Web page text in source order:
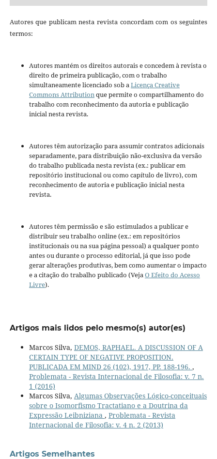
Autores que publicam nesta revista concordam com os seguintes
termos:
Autores mantém os direitos autorais e concedem à revista o
direito de primeira publicação, com o trabalho
simultaneamente licenciado sob a Licença Creative
Commons Attribution que permite o compartilhamento do
trabalho com reconhecimento da autoria e publicação
inicial nesta revista.
Autores têm autorização para assumir contratos adicionais
separadamente, para distribuição não-exclusiva da versão
do trabalho publicada nesta revista (ex.: publicar em
repositório institucional ou como capítulo de livro), com
reconhecimento de autoria e publicação inicial nesta
revista.
Autores têm permissão e são estimulados a publicar e
distribuir seu trabalho online (ex.: em repositórios
institucionais ou na sua página pessoal) a qualquer ponto
antes ou durante o processo editorial, já que isso pode
gerar alterações produtivas, bem como aumentar o impacto
e a citação do trabalho publicado (Veja O Efeito do Acesso
Livre).
Artigos mais lidos pelo mesmo(s) autor(es)
Marcos Silva, DEMOS, RAPHAEL. A DISCUSSION OF A
CERTAIN TYPE OF NEGATIVE PROPOSITION.
PUBLICADA EM MIND 26 (102), 1917, PP. 188-196. ,
Problemata - Revista Internacional de Filosofia: v. 7 n.
1 (2016)
Marcos Silva, Algumas Observações Lógico-conceituais
sobre o Isomorfismo Tractatiano e a Doutrina da
Expressão Leibniziana , Problemata - Revista
Internacional de Filosofia: v. 4 n. 2 (2013)
Artigos Semelhantes